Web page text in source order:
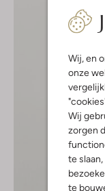
Wij, en
onze
Wij
zorgen
te
te